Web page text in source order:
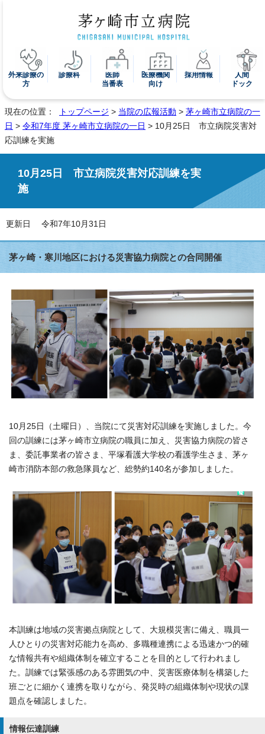
外来診療の
方
診療科
医師
当番表
医療機関
向け
採用情報
人間
ドック
現在の位置： トップページ > 当院の広報活動 > 茅ヶ崎市立病院の一
日 > 令和7年度 茅ヶ崎市立病院の一日 > 10月25日 市立病院災害対
応訓練を実施
10月25日 市立病院災害対応訓練を実
施
更新日 令和7年10月31日
茅ヶ崎・寒川地区における災害協力病院との合同開催
10月25日（土曜日）、当院にて災害対応訓練を実施しました。今
回の訓練には茅ヶ崎市立病院の職員に加え、災害協力病院の皆さ
ま、委託事業者の皆さま、平塚看護大学校の看護学生さま、茅ヶ
崎市消防本部の救急隊員など、総勢約140名が参加しました。
本訓練は地域の災害拠点病院として、大規模災害に備え、職員一
人ひとりの災害対応能力を高め、多職種連携による迅速かつ的確
な情報共有や組織体制を確立することを目的として行われまし
た。訓練では緊張感のある雰囲気の中、災害医療体制を構築した
班ごとに細かく連携を取りながら、発災時の組織体制や現状の課
題点を確認しました。
情報伝達訓練